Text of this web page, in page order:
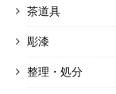
茶道具
彫漆
整理・処分